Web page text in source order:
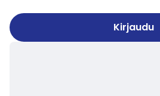
Kirjaudu